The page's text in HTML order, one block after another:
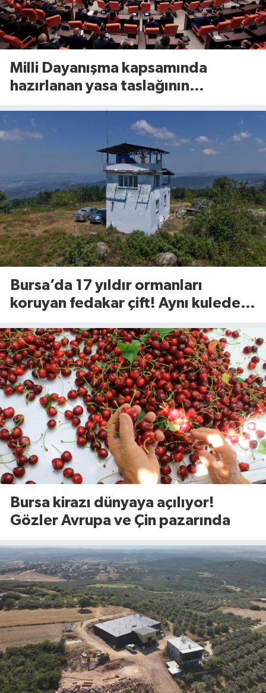
Milli Dayanışma kapsamında
hazırlanan yasa taslağının
Bursa’da 17 yıldır ormanları
koruyan fedakar çift! Aynı kulede
Bursa kirazı dünyaya açılıyor!
Gözler Avrupa ve Çin pazarında